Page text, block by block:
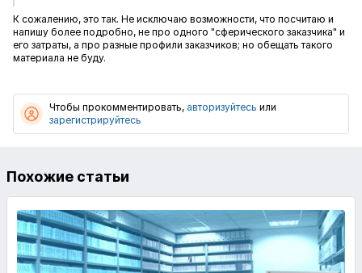
К сожалению, это так. Не исключаю возможности, что посчитаю и
напишу более подробно, не про одного "сферического заказчика" и
его затраты, а про разные профили заказчиков; но обещать такого
материала не буду.
Чтобы прокомментировать, авторизуйтесь или
зарегистрируйтесь
Похожие статьи